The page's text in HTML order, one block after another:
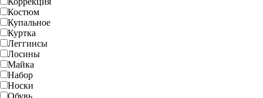
Костюм
Купальное
Куртка
Леггинсы
Лосины
Майка
Набор
Носки
Обувь